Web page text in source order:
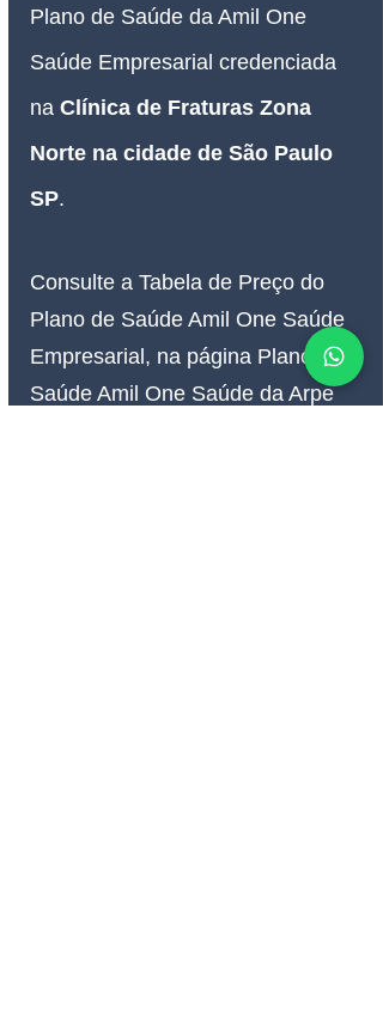
Plano de Saúde da Amil One
Saúde Empresarial credenciada
na Clínica de Fraturas Zona
Norte na cidade de São Paulo
SP.
Consulte a Tabela de Preço do
Plano de Saúde Amil One Saúde
Empresarial, na página Plano de
Saúde Amil One Saúde da Arpe